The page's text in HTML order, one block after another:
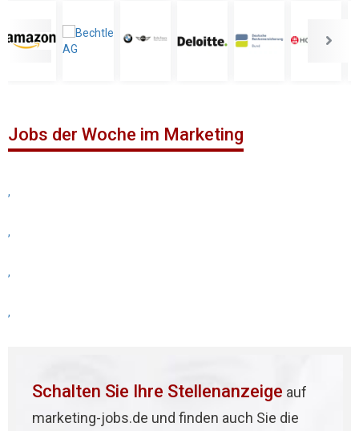
Jobs der Woche im Marketing
,
,
,
,
Schalten Sie Ihre Stellenanzeige auf
marketing-jobs.de und finden auch Sie die